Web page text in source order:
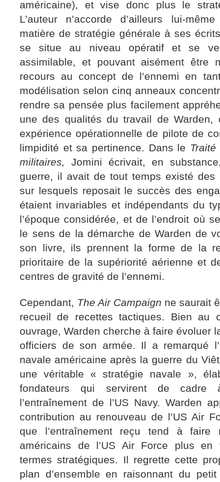
américaine), et vise donc plus le
L’auteur n’accorde d’ailleurs lui-
matière de stratégie générale à ses
se situe au niveau opératif et se
assimilable, et pouvant aisément être
recours au concept de l’ennemi en
modélisation selon cinq anneaux
rendre sa pensée plus facilement
une des qualités du travail de
expérience opérationnelle de pilote de
limpidité et sa pertinence. Dans le
militaires, Jomini écrivait, en
guerre, il avait de tout temps existé des
sur lesquels reposait le succès des
étaient invariables et indépendants du
l’époque considérée, et de l’endroit où
le sens de la démarche de Warden de
son livre, ils prennent la forme de la
prioritaire de la supériorité aérienne et
centres de gravité de l’ennemi.
Cependant, The Air Campaign ne saurait
recueil de recettes tactiques. Bien au
ouvrage, Warden cherche à faire évoluer
officiers de son armée. Il a remarqué
navale américaine après la guerre du
une véritable « stratégie navale »,
fondateurs qui servirent de cadre
l’entraînement de l’US Navy. Warden
contribution au renouveau de l’US Air
que l’entraînement reçu tend à faire
américains de l’US Air Force plus en
termes stratégiques. Il regrette cette
plan d’ensemble en raisonnant du